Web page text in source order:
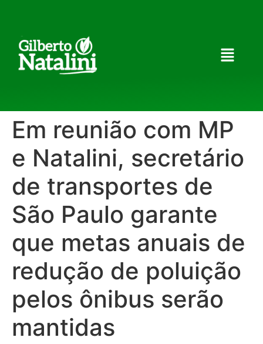
Em reunião com MP
e Natalini, secretário
de transportes de
São Paulo garante
que metas anuais de
redução de poluição
pelos ônibus serão
mantidas